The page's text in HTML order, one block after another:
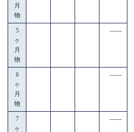
月
物
5
ヶ
月
物
------
6
ヶ
月
物
------
7
ヶ
------